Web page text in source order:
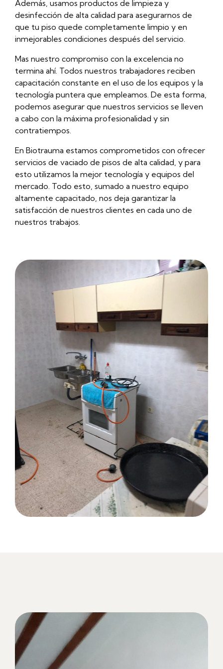
Además, usamos productos de limpieza y
desinfección de alta calidad para asegurarnos de
que tu piso quede completamente limpio y en
inmejorables condiciones después del servicio.
Mas nuestro compromiso con la excelencia no
termina ahí. Todos nuestros trabajadores reciben
capacitación constante en el uso de los equipos y la
tecnología puntera que empleamos. De esta forma,
podemos asegurar que nuestros servicios se lleven
a cabo con la máxima profesionalidad y sin
contratiempos.
En Biotrauma estamos comprometidos con ofrecer
servicios de vaciado de pisos de alta calidad, y para
esto utilizamos la mejor tecnología y equipos del
mercado. Todo esto, sumado a nuestro equipo
altamente capacitado, nos deja garantizar la
satisfacción de nuestros clientes en cada uno de
nuestros trabajos.